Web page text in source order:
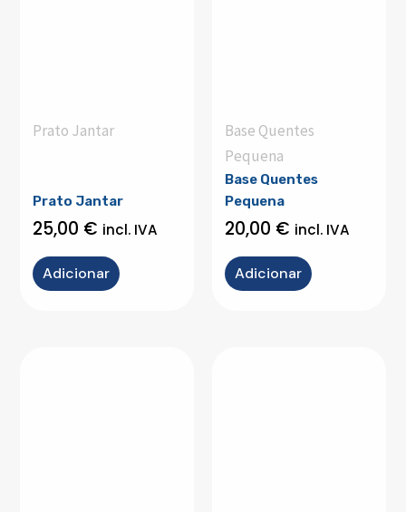
Prato Jantar
Prato Jantar
25,00 € incl. IVA
Adicionar
Base Quentes
Pequena
Base Quentes
Pequena
20,00 € incl. IVA
Adicionar